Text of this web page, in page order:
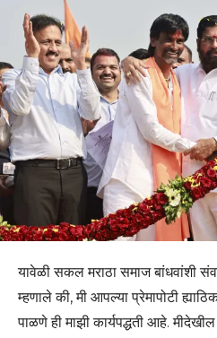
यावेळी सकल मराठा समाज बांधवांशी
म्हणाले की, मी आपल्या प्रेमापोटी
पाळणे ही माझी कार्यपद्धती आहे.